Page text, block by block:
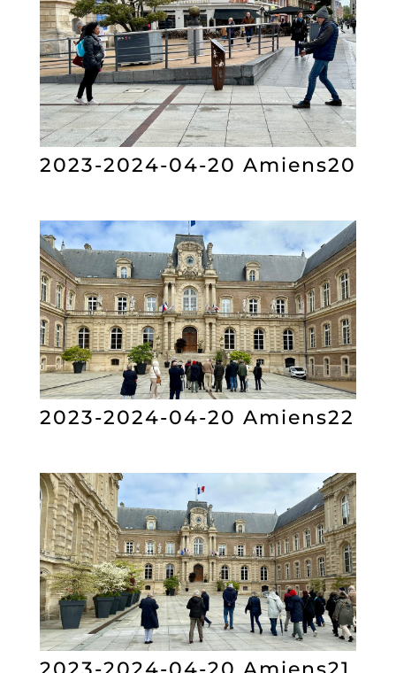
2023-2024-04-20 Amiens20
2023-2024-04-20 Amiens22